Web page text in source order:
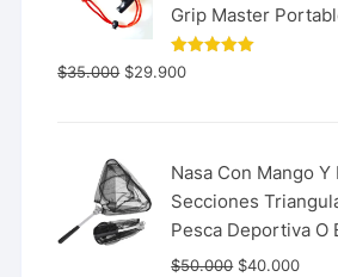
Grip Master
Valorado
con
$35.000 $29.900
Nasa Con Mango
Secciones
Pesca Deportiva O
$50.000 $40.000